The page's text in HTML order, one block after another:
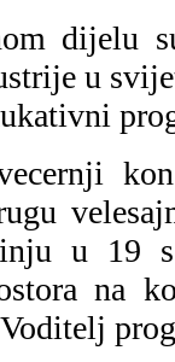
dijelu
u
u 19
na